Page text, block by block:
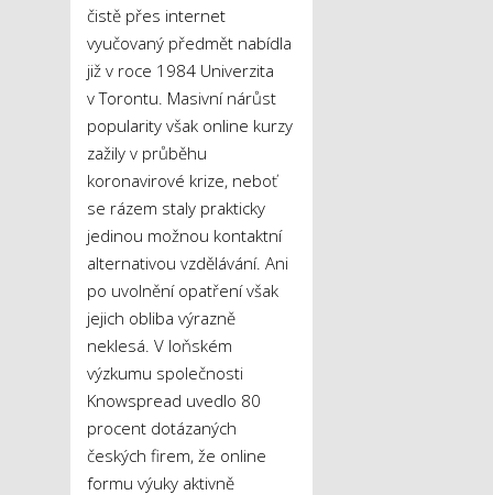
čistě přes internet
vyučovaný předmět nabídla
již v roce 1984 Univerzita
v Torontu. Masivní nárůst
popularity však online kurzy
zažily v průběhu
koronavirové krize, neboť
se rázem staly prakticky
jedinou možnou kontaktní
alternativou vzdělávání. Ani
po uvolnění opatření však
jejich obliba výrazně
neklesá. V loňském
výzkumu společnosti
Knowspread uvedlo 80
procent dotázaných
českých firem, že online
formu výuky aktivně